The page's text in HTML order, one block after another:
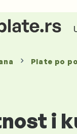
Plate po
i